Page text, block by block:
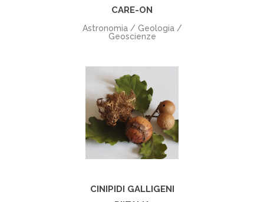
CARE-ON
Astronomia / Geologia /
Geoscienze
+
CINIPIDI GALLIGENI